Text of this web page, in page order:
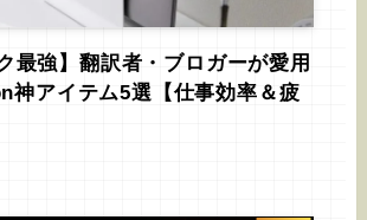
最強】翻訳者・ブロガーが愛用
神アイテム5選【仕事効率＆疲